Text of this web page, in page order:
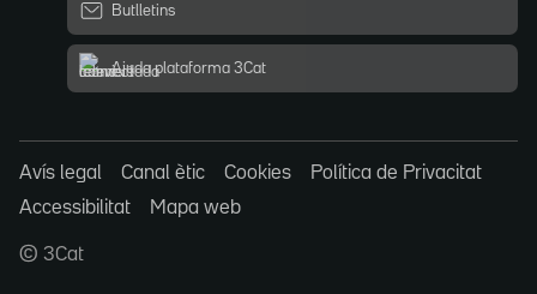
Butlletins
Ajuda plataforma 3Cat
Avís legal Canal ètic Cookies
Política de Privacitat
Accessibilitat
Mapa web
© 3Cat